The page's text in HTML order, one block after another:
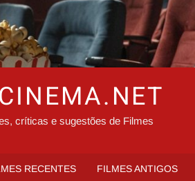
críticas e sugestões de Filmes
RECENTES FILMES ANTIGOS